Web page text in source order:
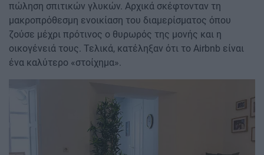
πώληση σπιτικών γλυκών. Αρχικά σκέφτονταν τη
μακροπρόθεσμη ενοικίαση του διαμερίσματος όπου
ζούσε μέχρι πρότινος ο θυρωρός της μονής και η
οικογένειά τους. Τελικά, κατέληξαν ότι το Airbnb είναι
ένα καλύτερο «στοίχημα».